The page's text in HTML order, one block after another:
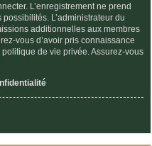
L’enregistrement ne prend
L’administrateur du
additionnelles aux membres
vous d’avoir pris connaissance
de vie privée. Assurez-vous